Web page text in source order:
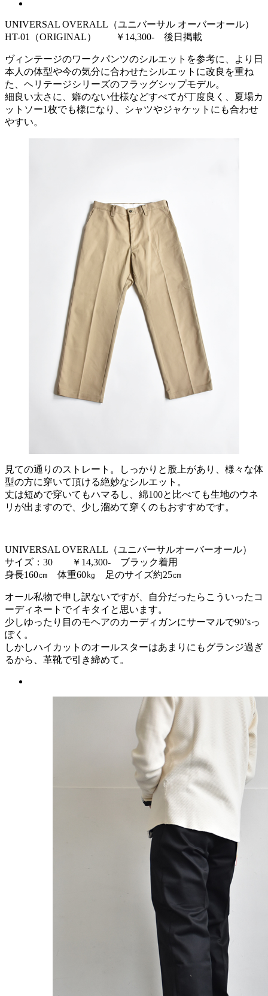
UNIVERSAL OVERALL（ユニバーサル オーバーオール）
HT-01（ORIGINAL） ￥14,300- 後日掲載
ヴィンテージのワークパンツのシルエットを参考に、より日
本人の体型や今の気分に合わせたシルエットに改良を重ね
た、ヘリテージシリーズのフラッグシップモデル。
細良い太さに、癖のない仕様などすべてが丁度良く、夏場カ
ットソー1枚でも様になり、シャツやジャケットにも合わせ
やすい。
見ての通りのストレート。しっかりと股上があり、様々な体
型の方に穿いて頂ける絶妙なシルエット。
丈は短めで穿いてもハマるし、綿100と比べても生地のウネ
リが出ますので、少し溜めて穿くのもおすすめです。
UNIVERSAL OVERALL（ユニバーサルオーバーオール）
サイズ：30 ￥14,300- ブラック着用
身長160㎝ 体重60㎏ 足のサイズ約25㎝
オール私物で申し訳ないですが、自分だったらこういったコ
ーディネートでイキタイと思います。
少しゆったり目のモヘアのカーディガンにサーマルで90’sっ
ぽく。
しかしハイカットのオールスターはあまりにもグランジ過ぎ
るから、革靴で引き締めて。